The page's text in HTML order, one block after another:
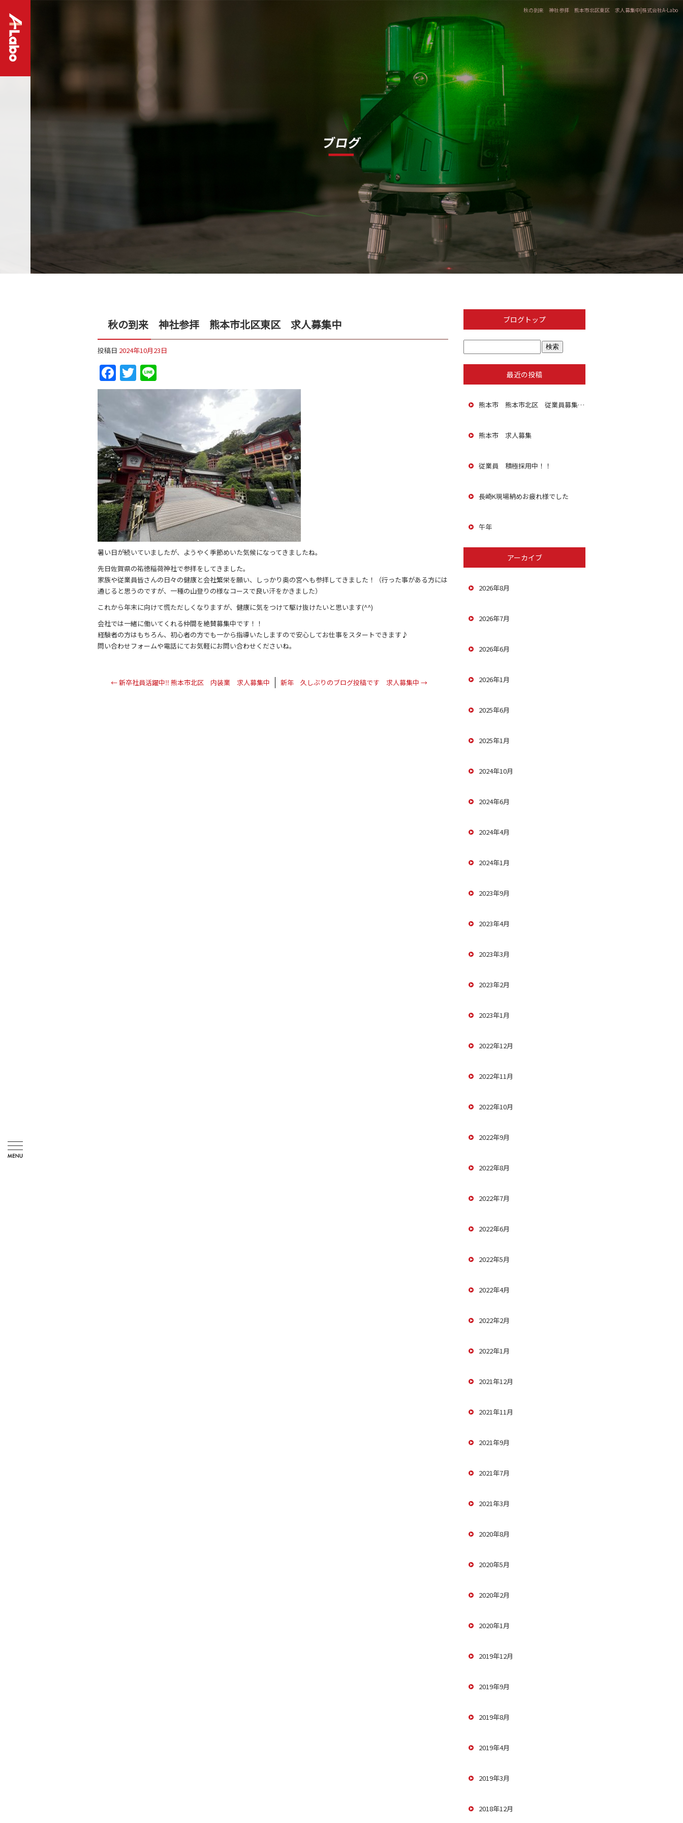
秋の到来 神社参拝 熊本市北区東区 求人募集中|株式会社A-Labo
秋の到来 神社参拝 熊本市北区東区 求人募集中
投稿日 2024年10月23日
Facebook
Twitter
暑い日が続いていましたが、ようやく季節めいた気候になってきましたね。
先日佐賀県の祐徳稲荷神社で参拝をしてきました。
家族や従業員皆さんの日々の健康と会社繁栄を願い、しっかり奥の宮へも参拝してきました！（行った事がある方には
通じると思うのですが、一種の山登りの様なコースで良い汗をかきました）
これから年末に向けて慌ただしくなりますが、健康に気をつけて駆け抜けたいと思います(^^)
会社では一緒に働いてくれる仲間を絶賛募集中です！！
経験者の方はもちろん、初心者の方でも一から指導いたしますので安心してお仕事をスタートできます♪
問い合わせフォームや電話にてお気軽にお問い合わせくださいね。
←新卒社員活躍中‼︎ 熊本市北区 内装業 求人募集中 新年 久しぶりのブログ投稿です 求人募集中 →
ブログトップ
最近の投稿
熊本市 熊本市北区 従業員募集 積極採用中
熊本市 求人募集
従業員 積極採用中！！
長崎K現場納めお疲れ様でした
午年
アーカイブ
2026年8月
2026年7月
2026年6月
2026年1月
2025年6月
2025年1月
2024年10月
2024年6月
2024年4月
2024年1月
2023年9月
2023年4月
2023年3月
2023年2月
2023年1月
2022年12月
2022年11月
2022年10月
2022年9月
2022年8月
2022年7月
2022年6月
2022年5月
2022年4月
2022年2月
2022年1月
2021年12月
2021年11月
2021年9月
2021年7月
2021年3月
2020年8月
2020年5月
2020年2月
2020年1月
2019年12月
2019年9月
2019年8月
2019年4月
2019年3月
2018年12月